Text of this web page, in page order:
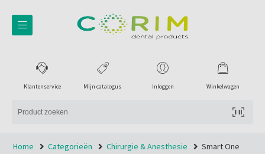
Winkelwagen
Inloggen
Mijn catalogus
Klantenservice
Home Categorieën Chirurgie & Anesthesie
Smart One